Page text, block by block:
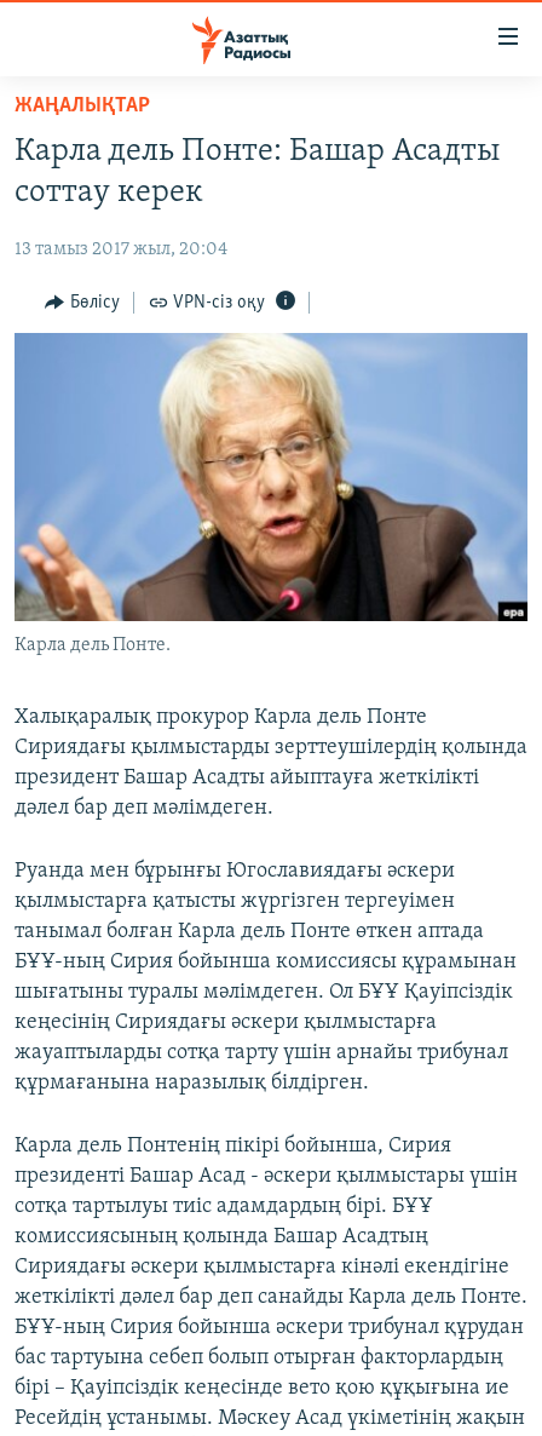
Skip
main
content
to
Navigation
Skip
САЯСАТ
AZATTYQTV
ҚАҢТАР ОҚИҒАСЫ
АДАМ ҚҰҚЫҚТАРЫ
АРНАЙЫ ЖОБАЛАР
ЖАЗЫЛЫҢЫЗ
ЖАҢАЛЫҚТАР
Карла дель Понте: Башар Асадты
соттау керек
13 тамыз 2017 жыл, 20:04
Бөлісу VPN-сіз оқу
Карла дель Понте.
Халықаралық прокурор Карла дель Понте
Сириядағы қылмыстарды зерттеушілердің қолында
президент Башар Асадты айыптауға жеткілікті
дәлел бар деп мәлімдеген.
Руанда мен бұрынғы Югославиядағы әскери
қылмыстарға қатысты жүргізген тергеуімен
танымал болған Карла дель Понте өткен аптада
БҰҰ-ның Сирия бойынша комиссиясы құрамынан
шығатыны туралы мәлімдеген. Ол БҰҰ Қауіпсіздік
кеңесінің Сириядағы әскери қылмыстарға
жауаптыларды сотқа тарту үшін арнайы трибунал
құрмағанына наразылық білдірген.
Карла дель Понтенің пікірі бойынша, Сирия
президенті Башар Асад - әскери қылмыстары үшін
сотқа тартылуы тиіс адамдардың бірі. БҰҰ
комиссиясының қолында Башар Асадтың
Сириядағы әскери қылмыстарға кінәлі екендігіне
жеткілікті дәлел бар деп санайды Карла дель Понте.
БҰҰ-ның Сирия бойынша әскери трибунал құрудан
бас тартуына себеп болып отырған факторлардың
бірі – Қауіпсіздік кеңесінде вето қою құқығына ие
Ресейдің ұстанымы. Мәскеу Асад үкіметінің жақын